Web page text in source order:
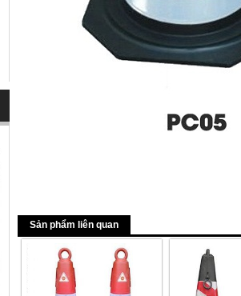
Sản phẩm liên quan
GỜ GIẢM TỐC BẰNG THÉP ĐÚC
liên hệ theo số : 0969580896
So sánh
BIỂN